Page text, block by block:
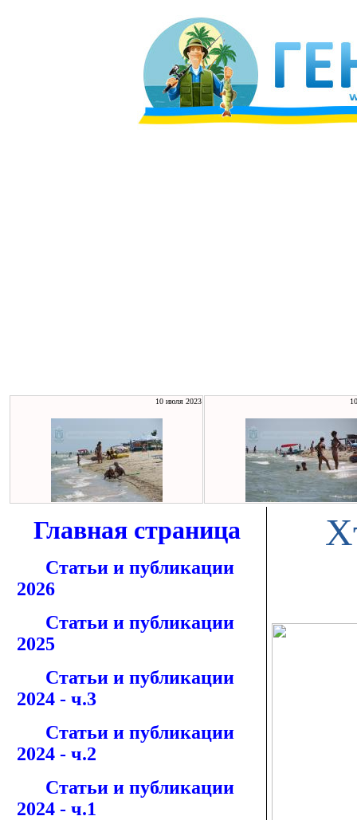
10 июля 2023
Главная страница
Статьи и публикации
2026
Статьи и публикации
2025
Статьи и публикации
2024 - ч.3
Статьи и публикации
2024 - ч.2
Статьи и публикации
2024 - ч.1